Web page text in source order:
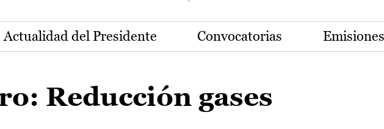
Actualidad del Presidente Convocatorias
Reducción gases